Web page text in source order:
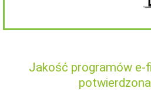
Jakość programów e-